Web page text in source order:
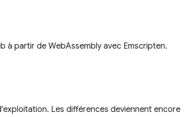
à partir de WebAssembly avec Emscripten.
Les différences deviennent encore